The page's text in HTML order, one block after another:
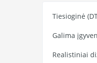
Tiesioginė
Galima
Realistiniai